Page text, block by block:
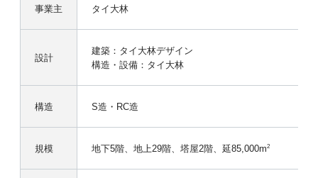
事業主 タイ大林
設計
建築：タイ大林デザイン
構造・設備：タイ大林
構造 S造・RC造
規模 地下5階、地上29階、塔屋2階、延85,000m2